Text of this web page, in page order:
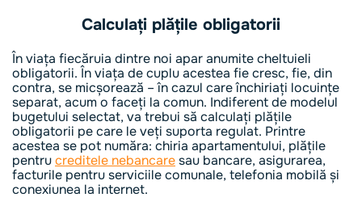
Calculați plățile obligatorii
În viața fiecăruia dintre noi apar anumite cheltuieli
obligatorii. În viața de cuplu acestea fie cresc, fie, din
contra, se micșorează – în cazul care închiriați locuințe
separat, acum o faceți la comun. Indiferent de modelul
bugetului selectat, va trebui să calculați plățile
obligatorii pe care le veți suporta regulat. Printre
acestea se pot număra: chiria apartamentului, plățile
pentrucreditele nebancaresau bancare, asigurarea,
facturile pentru serviciile comunale, telefonia mobilă și
conexiunea la internet.